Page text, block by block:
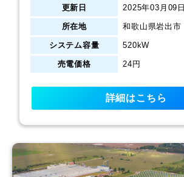
更新日 2025年03月09日
所在地 和歌山県岩出市
システム容量 520kW
売電価格 24円
詳細はこちら